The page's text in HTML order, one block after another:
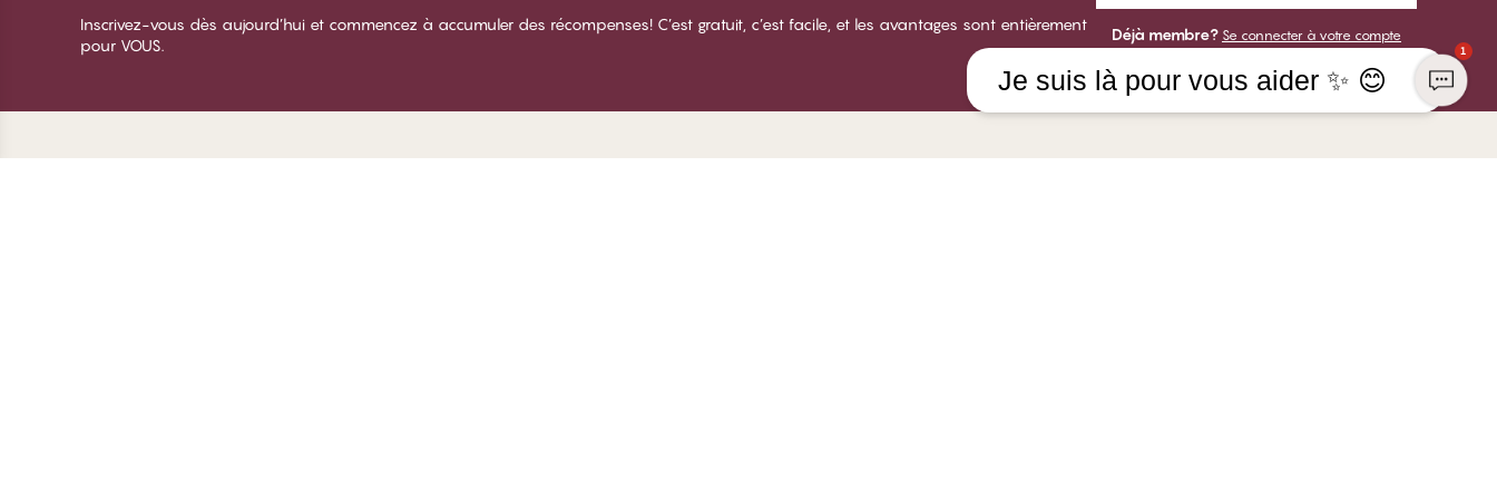
Inscrivez-vous dès aujourd’hui et commencez à accumuler des récompenses! C’est gratuit, c’est facile, et les avantages sont entièrement
pour VOUS.
Déjà membre? Se connecter à votre compte
1
Je suis là pour vous aider ✨ 😊